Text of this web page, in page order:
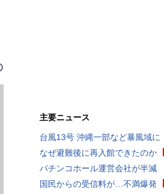
主要ニュース
台風13号 沖縄一部など暴風域に
なぜ避難後に再入館できたのか
パチンコホール運営会社が半減
国民からの受信料が…不満爆発